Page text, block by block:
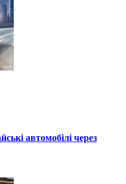
автомобілі через